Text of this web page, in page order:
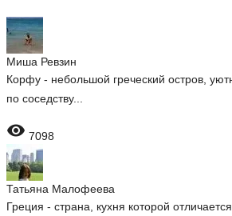
Миша Ревзин
Корфу - небольшой греческий остров,
по соседству...
 7098
Татьяна Малофеева
Греция - страна, кухня которой